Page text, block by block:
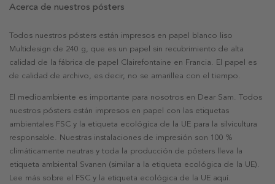
Acerca de nuestros pósters
Todos nuestros pósters están impresos en papel blanco liso
Multidesign de 240 g, que es un papel sin recubrimiento de alta
calidad de la fábrica de papel Clairefontaine en Francia. El papel es
de calidad de archivo, es decir, no se amarillea con el tiempo.
El medioambiente es importante para nosotros en Dear Sam. Todos
nuestros pósters están impresos en papel con las etiquetas
ambientales FSC y la etiqueta ecológica de la UE para la silvicultura
responsable. Nuestras instalaciones de impresión son 100 %
climáticamente neutras y toda la producción de pósters lleva la
etiqueta ambiental Svanen (similar a la etiqueta ecológica de la UE).
Lee más sobre el FSC y la etiqueta ecológica de la UE aquí.